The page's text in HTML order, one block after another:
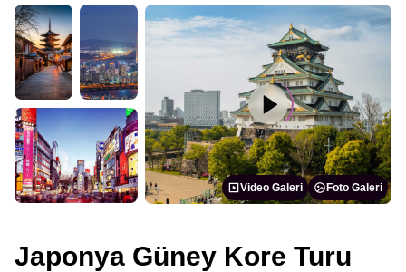
Video Galeri Foto Galeri
Japonya Güney Kore Turu